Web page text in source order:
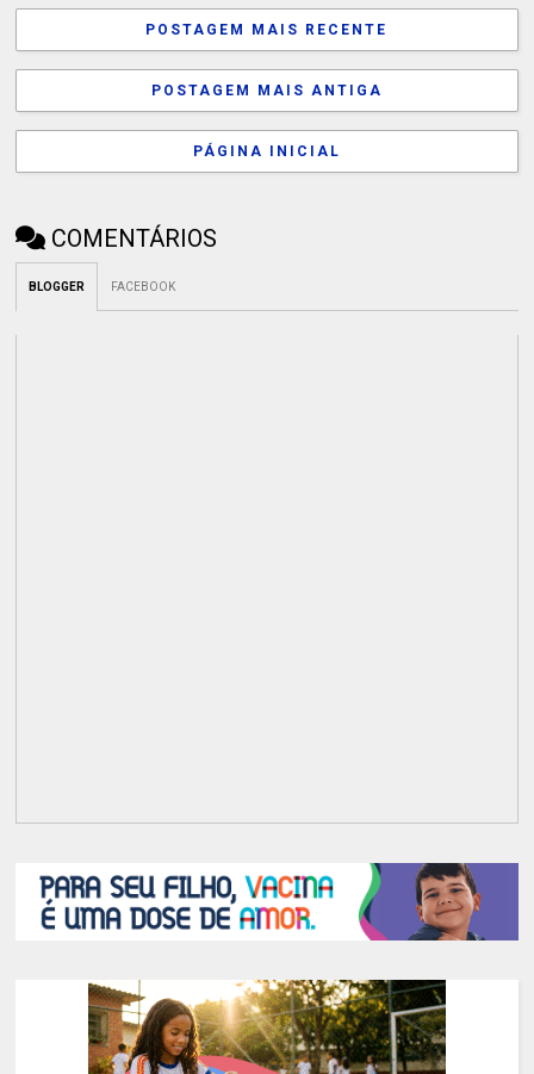
POSTAGEM MAIS RECENTE
POSTAGEM MAIS ANTIGA
PÁGINA INICIAL
COMENTÁRIOS
BLOGGER FACEBOOK